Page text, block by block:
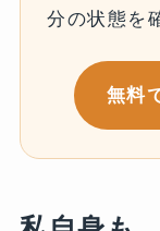
分の状態を
無料